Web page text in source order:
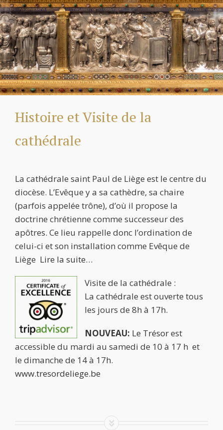
Histoire et Visite de la
cathédrale
La cathédrale saint Paul de Liège est le centre du
diocèse. L’Evêque y a sa cathèdre, sa chaire
(parfois appelée trône), d’où il propose la
doctrine chrétienne comme successeur des
apôtres. Ce lieu rappelle donc l’ordination de
celui-ci et son installation comme Evêque de
Liège Lire la suite…
Visite de la cathédrale :
La cathédrale est ouverte tous
les jours de 8h à 17h.
NOUVEAU: Le Trésorest
accessible du mardi au samedi de 10 à 17 h et
le dimanche de 14 à 17h.
www.tresordeliege.be